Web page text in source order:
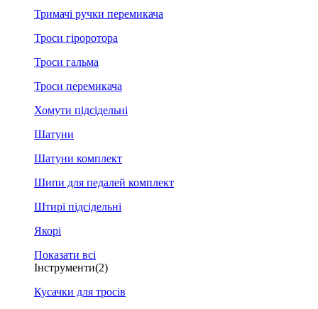
Тримачі ручки перемикача
Троси гіроротора
Троси гальма
Троси перемикача
Хомути підсідельні
Шатуни
Шатуни комплект
Шипи для педалей комплект
Штирі підсідельні
Якорі
Показати всі
Інструменти(2)
Кусачки для тросів